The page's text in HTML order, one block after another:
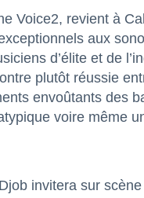
Voice2, revient à
aux
d’élite et de
plutôt réussie
envoûtants des
voire même
invitera sur